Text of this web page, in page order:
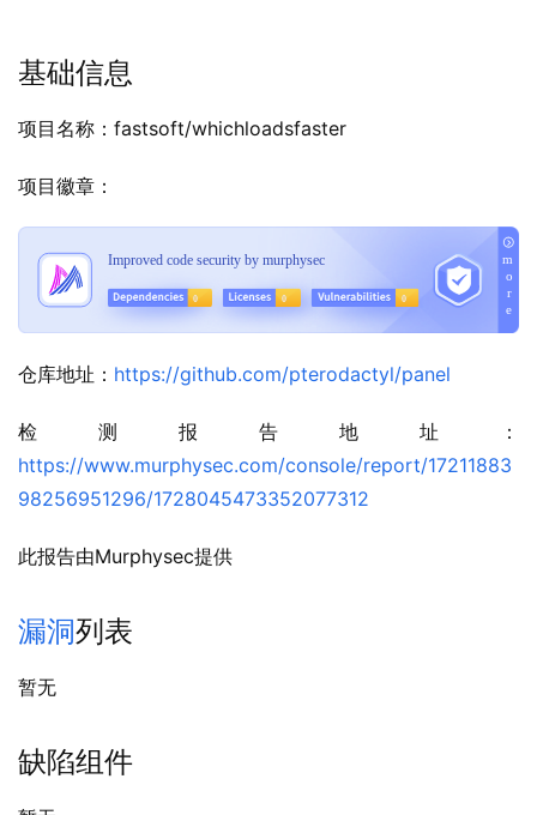
基础信息
项目名称：fastsoft/whichloadsfaster
项目徽章：
仓库地址： https://github.com/pterodactyl/panel
检测报告地址：
https://www.murphysec.com/console/report/17211883
98256951296/1728045473352077312
此报告由Murphysec提供
漏洞列表
暂无
缺陷组件